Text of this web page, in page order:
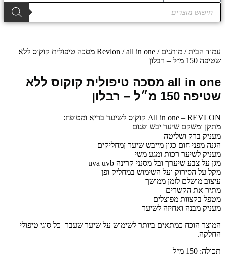
Products
search
עמוד הבית/ מותגים /
Revlon / all in one מסכה טיפולית קוקוס ללא
שטיפה 150 מ״ל – רבלון
all in one מסכה טיפולית קוקוס ללא
שטיפה 150 מ״ל – רבלון
All in one – REVLON קוקוס לשיער בריא ומטופח:
מתקן ומשקם שיער יבש ופגום
מעניק ברק ושליטה
הגנה מפני חום כגון מייבש שיער ןמחליקים
מעניק לשיער רכות ומגע משי
מגן על צבע שיערך ובל מסנני קרינה uva uvb
מקל על הסירוק ועל השימוש במחליק ופן
עיצוב מושלם לזמן ממושך
מתיר את הקשרים
מטפל בקצוות מפוצלים
מעניק מבנה ואחיזה לשיער
המוצר הוכח כמתאים ביותר לשימוש על שיער שעבר כל סוגי טיפולי
החלקה.
תכולה: 150 מ״ל